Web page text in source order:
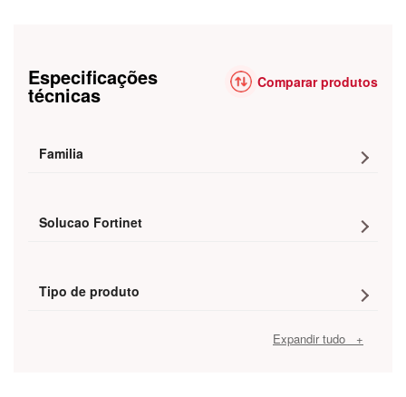
Especificações
técnicas Comparar produtos
Familia
Solucao Fortinet
Tipo de produto
Expandir tudo +